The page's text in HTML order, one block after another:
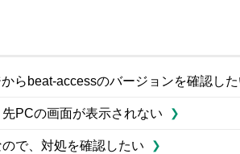
らbeat-accessのバージョンを確認し
PCの画面が表示されない
で、対処を確認したい